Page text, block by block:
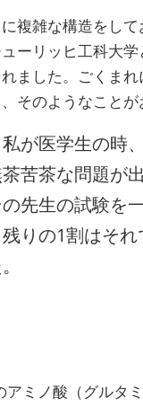
複雑な構造をし
ーリッヒ工科大
ました。ごくま
そのようなこと
が医学生の時
苦茶な問題が
先生の試験を
りの1割はそ
アミノ酸（グルタ